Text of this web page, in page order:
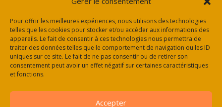
Pour offrir les meilleures expériences, nous utilisons des technologies
telles que les cookies pour stocker et/ou accéder aux informations des
appareils. Le fait de consentir à ces technologies nous permettra de
traiter des données telles que le comportement de navigation ou les ID
uniques sur ce site. Le fait de ne pas consentir ou de retirer son
consentement peut avoir un effet négatif sur certaines caractéristiques
et fonctions.
Accepter
– Vesoul